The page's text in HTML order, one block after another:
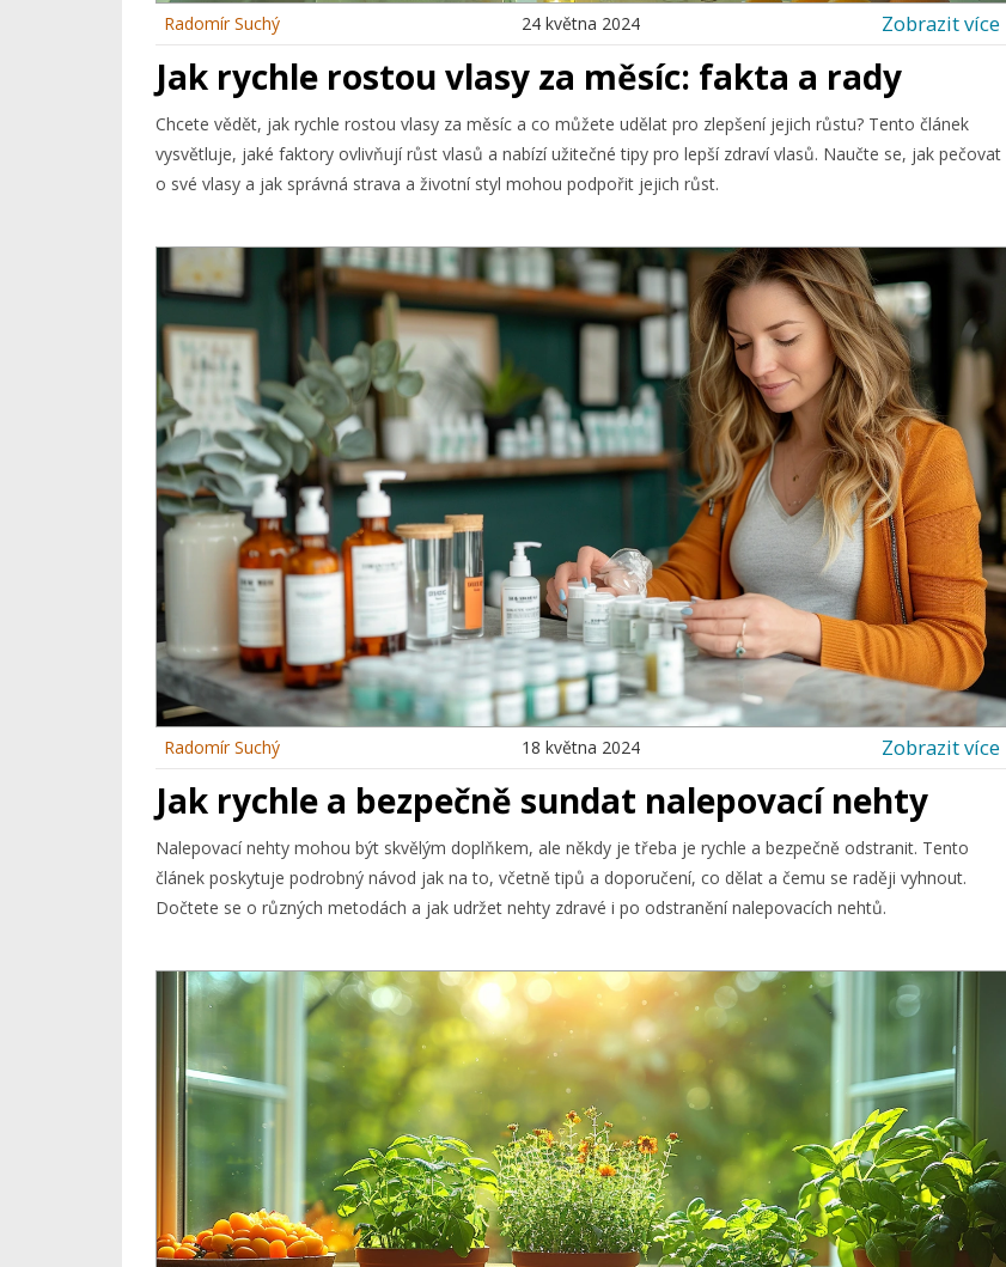
Radomír Suchý 24 května 2024 Zobrazit více
Jak rychle rostou vlasy za měsíc: fakta a rady
Chcete vědět, jak rychle rostou vlasy za měsíc a co můžete udělat pro zlepšení jejich růstu? Tento článek
vysvětluje, jaké faktory ovlivňují růst vlasů a nabízí užitečné tipy pro lepší zdraví vlasů. Naučte se, jak pečovat
o své vlasy a jak správná strava a životní styl mohou podpořit jejich růst.
Radomír Suchý 18 května 2024 Zobrazit více
Jak rychle a bezpečně sundat nalepovací nehty
Nalepovací nehty mohou být skvělým doplňkem, ale někdy je třeba je rychle a bezpečně odstranit. Tento
článek poskytuje podrobný návod jak na to, včetně tipů a doporučení, co dělat a čemu se raději vyhnout.
Dočtete se o různých metodách a jak udržet nehty zdravé i po odstranění nalepovacích nehtů.